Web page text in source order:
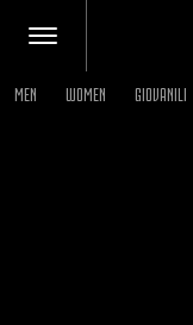
MEN WOMEN GIOVANILI